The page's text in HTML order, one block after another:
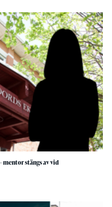
mentor stängs av vid